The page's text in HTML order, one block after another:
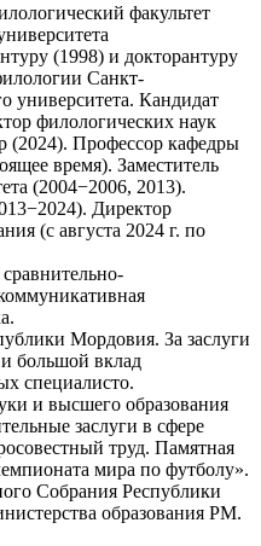
факультет
(1998) и докторантуру
Санкт-
университета. Кандидат
филологических наук
(2024). Профессор кафедры
время). Заместитель
(2004−2006, 2013).
Директор
(с августа 2024 г. по
Мордовия. За заслуги
и большой вклад
специалисто.
и высшего образования
заслуги в сфере
труд. Памятная
мира по футболу».
Собрания Республики
образования РМ.